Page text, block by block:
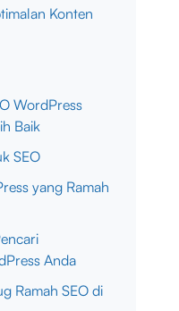
Konten
WordPress
Baik
SEO
yang Ramah
Anda
Ramah SEO di